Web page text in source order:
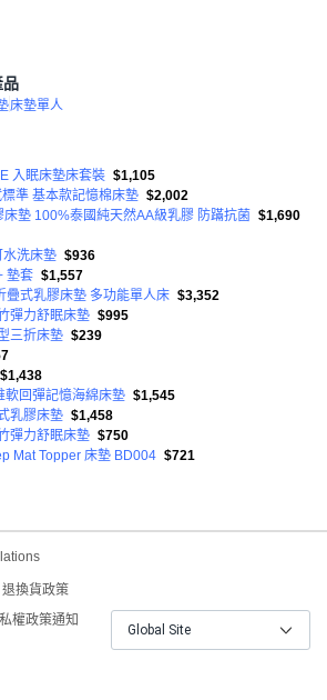
品
床墊單人
入眠床墊床套裝 $1,105
準 基本款記憶棉床墊 $2,002
墊 100%泰國純天然AA級乳膠 防蹣抗菌 $1,690
水洗床墊 $936
墊套 $1,557
疊式乳膠床墊 多功能單人床 $3,352
彈力舒眠床墊 $995
三折床墊 $239
$1,438
軟回彈記憶海綿床墊 $1,545
乳膠床墊 $1,458
彈力舒眠床墊 $750
Mat Topper 床墊 BD004 $721
退換貨政策
權政策通知
Global Site